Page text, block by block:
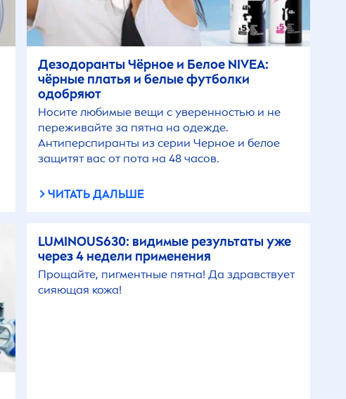
Дезодоранты Чёрное и Белое NIVEA:
чёрные платья и белые футболки
одобряют
Носите любимые вещи с уверенностью и не
переживайте за пятна на одежде.
Антиперспиранты из серии Черное и белое
защитят вас от пота на 48 часов.
ЧИТАТЬ ДАЛЬШЕ
LUMINOUS630: видимые результаты уже
через 4 недели применения
Прощайте, пигментные пятна! Да здравствует
сияющая кожа!